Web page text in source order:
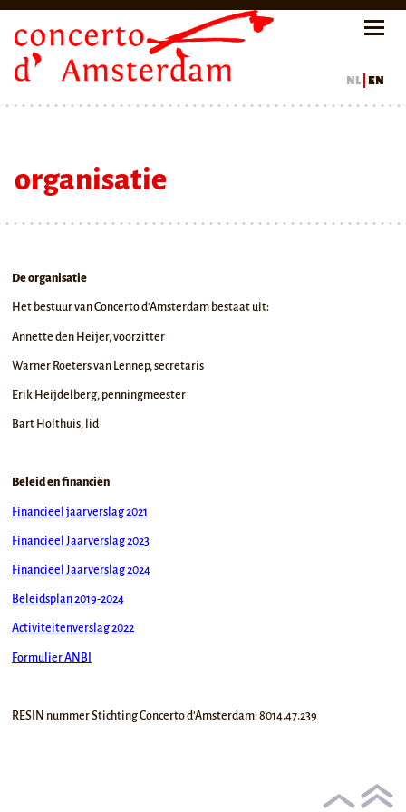
nl en
organisatie
De organisatie
Het bestuur van Concerto d'Amsterdam bestaat uit:
Annette den Heijer, voorzitter
Warner Roeters van Lennep, secretaris
Erik Heijdelberg, penningmeester
Bart Holthuis, lid
Beleid en financiën
Financieel jaarverslag 2021
Financieel Jaarverslag 2023
Financieel Jaarverslag 2024
Beleidsplan 2019-2024
Activiteitenverslag 2022
Formulier ANBI
RESIN nummer Stichting Concerto d'Amsterdam: 8014.47.239